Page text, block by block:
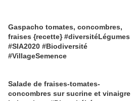
Gaspacho tomates, concombres,
fraises {recette} #diversitéLégumes
#SIA2020 #Biodiversité
#VillageSemence
Salade de fraises-tomates-
concombres sur sucrine et vinaigre